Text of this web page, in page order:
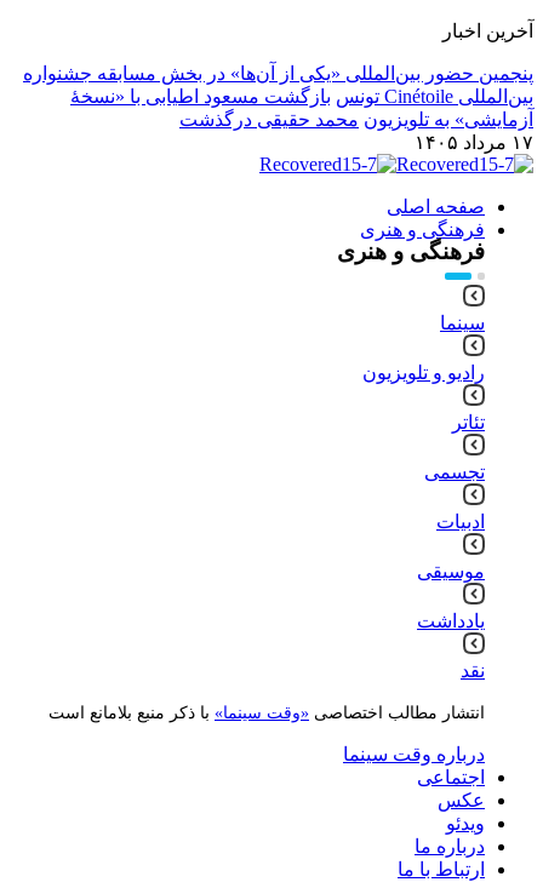
آخرین اخبار
پنجمین حضور بین‌المللی «یکی از آن‌ها» در بخش مسابقه جشنواره
بین‌المللی Cinétoile تونس
بازگشت مسعود اطیابی با «نسخهٔ
آزمایشی» به تلویزیون محمد حقیقی درگذشت
۱۷ مرداد ۱۴۰۵
صفحه اصلی
فرهنگی و هنری
فرهنگی و هنری
سینما
رادیو و تلویزیون
تئاتر
تجسمی
ادبیات
موسیقی
یادداشت
نقد
انتشار مطالب اختصاصی «وقت سینما» با ذکر منبع بلامانع است
درباره وقت سینما
اجتماعی
عکس
ویدئو
درباره ما
ارتباط با ما